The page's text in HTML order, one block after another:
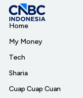
Home
My Money
Tech
Sharia
Cuap Cuap Cuan